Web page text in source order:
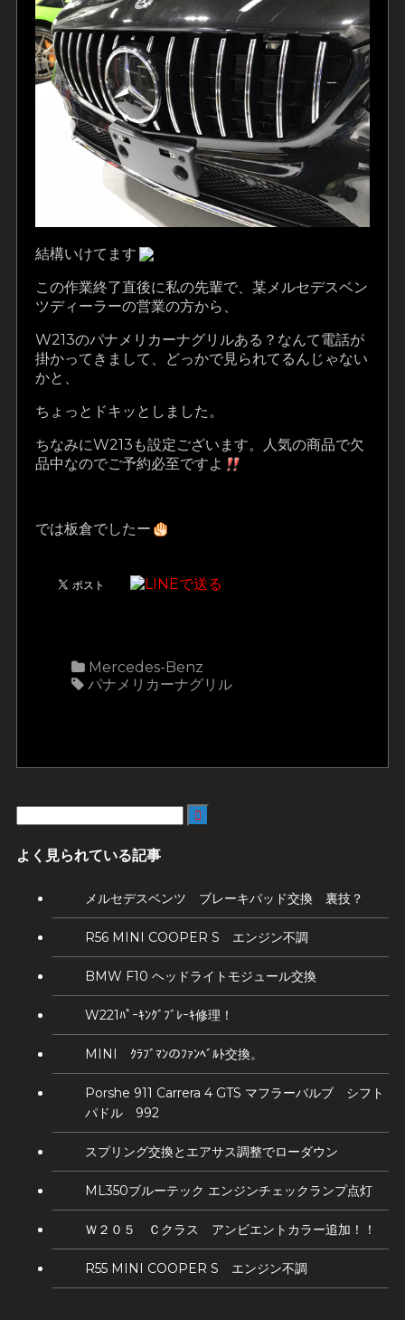
結構いけてます
この作業終了直後に私の先輩で、某メルセデスベン
ツディーラーの営業の方から、
W213のパナメリカーナグリルある？なんて電話が
掛かってきまして、どっかで見られてるんじゃない
かと、
ちょっとドキッとしました。
ちなみにW213も設定ございます。人気の商品で欠
品中なのでご予約必至ですよ
では板倉でしたー
Mercedes-Benz
パナメリカーナグリル

よく見られている記事
メルセデスベンツ ブレーキパッド交換 裏技？
R56 MINI COOPER S エンジン不調
BMW F10 ヘッドライトモジュール交換
W221ﾊﾟｰｷﾝｸﾞﾌﾞﾚｰｷ修理！
MINI ｸﾗﾌﾞﾏﾝのﾌｧﾝﾍﾞﾙﾄ交換。
Porshe 911 Carrera 4 GTS マフラーバルブ シフト
パドル 992
スプリング交換とエアサス調整でローダウン
ML350ブルーテック エンジンチェックランプ点灯
Ｗ２０５ Ｃクラス アンビエントカラー追加！！
R55 MINI COOPER S エンジン不調